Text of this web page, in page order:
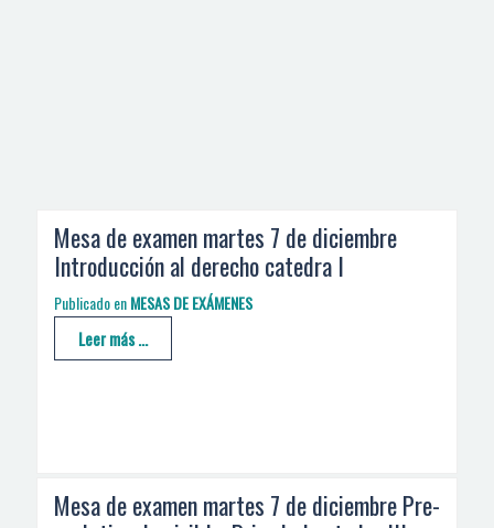
Mesa de examen martes 7 de diciembre
Introducción al derecho catedra I
Publicado enMESAS DE EXÁMENES
Leer más ...
Mesa de examen martes 7 de diciembre Pre-